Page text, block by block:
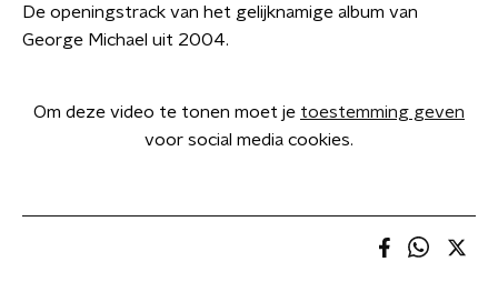
De openingstrack van het gelijknamige album van
George Michael uit 2004.
Om deze video te tonen moet je toestemming geven
voor social media cookies.